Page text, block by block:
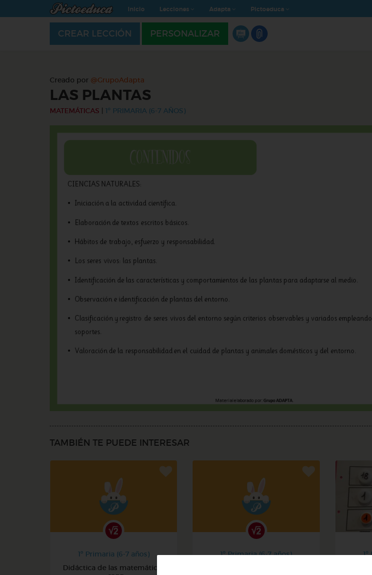
Inicio Lecciones Adapta Pictoeduca
CREAR LECCIÓN PERSONALIZAR
Creado por @GrupoAdapta
LAS PLANTAS
MATEMÁTICAS 1º PRIMARIA (6-7 AÑOS)
TAMBIÉN TE PUEDE INTERESAR
1º Primaria (6-7 años)
Didáctica de las matemáticas
1º Primaria (6-7 años)